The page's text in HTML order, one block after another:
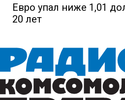
Евро упал ниже 1,01
20 лет